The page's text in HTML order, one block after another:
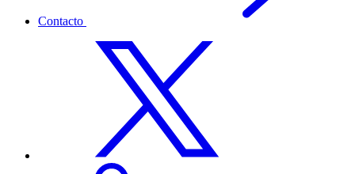
Contacto